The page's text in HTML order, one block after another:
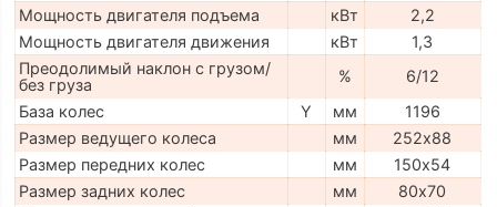
Мощность двигателя подъема
кВт
2,2
Мощность двигателя движения
кВт
1,3
Преодолимый наклон с грузом/
без груза
%
6/12
База колес
Y мм
1196
Размер ведущего колеса
мм
252х88
Размер передних колес
мм
150х54
Размер задних колес
мм
80х70